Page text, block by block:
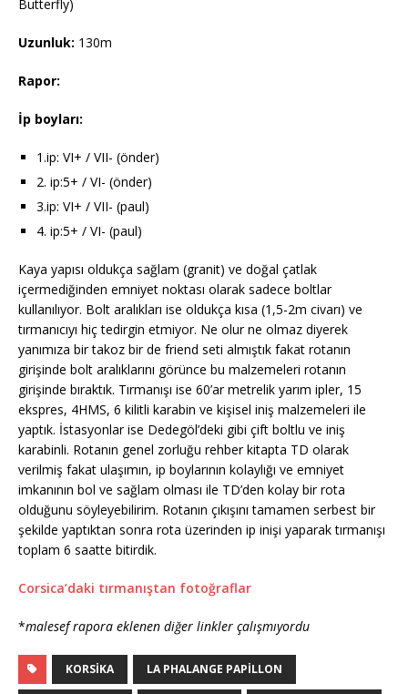
Butterfly)
Uzunluk: 130m
Rapor:
İp boyları:
1.ip: VI+ / VII- (önder)
2. ip:5+ / VI- (önder)
3.ip: VI+ / VII- (paul)
4. ip:5+ / VI- (paul)
Kaya yapısı oldukça sağlam (granit) ve doğal çatlak
içermediğinden emniyet noktası olarak sadece boltlar
kullanılıyor. Bolt aralıkları ise oldukça kısa (1,5-2m civarı) ve
tırmanıcıyı hiç tedirgin etmiyor. Ne olur ne olmaz diyerek
yanımıza bir takoz bir de friend seti almıştık fakat rotanın
girişinde bolt aralıklarını görünce bu malzemeleri rotanın
girişinde bıraktık. Tırmanışı ise 60’ar metrelik yarım ipler, 15
ekspres, 4HMS, 6 kilitli karabin ve kişisel iniş malzemeleri ile
yaptık. İstasyonlar ise Dedegöl’deki gibi çift boltlu ve iniş
karabinli. Rotanın genel zorluğu rehber kitapta TD olarak
verilmiş fakat ulaşımın, ip boylarının kolaylığı ve emniyet
imkanının bol ve sağlam olması ile TD’den kolay bir rota
olduğunu söyleyebilirim. Rotanın çıkışını tamamen serbest bir
şekilde yaptıktan sonra rota üzerinden ip inişi yaparak tırmanışı
toplam 6 saatte bitirdik.
Corsica’daki tırmanıştan fotoğraflar
*malesef rapora eklenen diğer linkler çalışmıyordu
KORSIKA LA PHALANGE PAPILLON